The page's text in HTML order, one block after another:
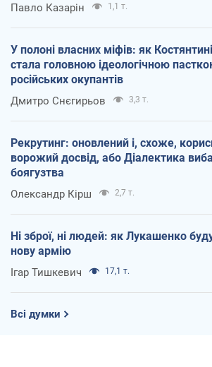
Павло Казарін 1,1 т.
У полоні власних міфів: як
стала головною ідеологічною
російських окупантів
Дмитро Снєгирьов 3,3 т.
Рекрутинг: оновлений і, схоже,
ворожий досвід, або Діалектика
боягузтва
Олександр Кірш 2,7 т.
Ні зброї, ні людей: як Лукашенко
нову армію
Ігар Тишкевич 17,1 т.
Всі думки